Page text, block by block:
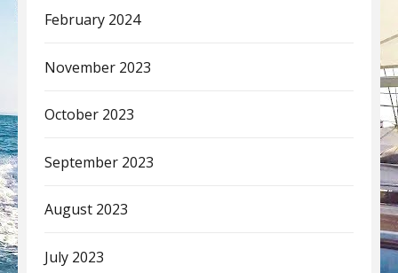
February 2024
November 2023
October 2023
September 2023
August 2023
July 2023